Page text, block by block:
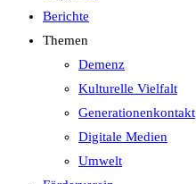
Berichte
Themen
Demenz
Kulturelle Vielfalt
Generationenkontakt
Digitale Medien
Umwelt